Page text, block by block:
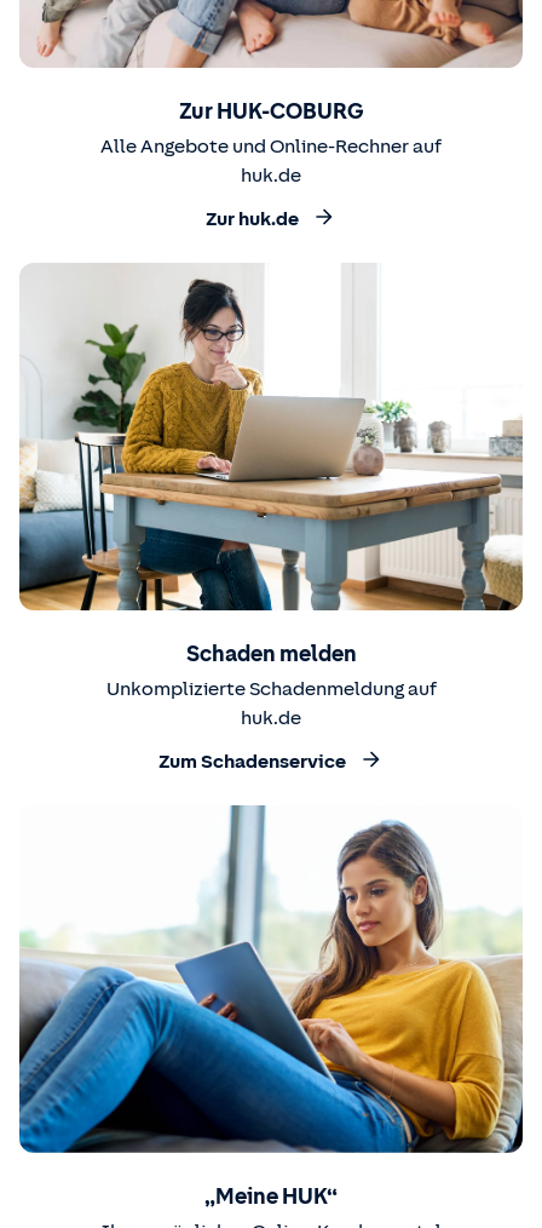
Zur HUK-COBURG
Alle Angebote und Online-Rechner auf
huk.de
Zur huk.de
Schaden melden
Unkomplizierte Schadenmeldung auf
huk.de
Zum Schadenservice
„Meine HUK“